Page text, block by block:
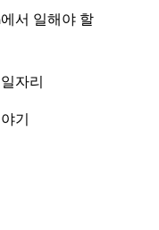
서 일해야 할
자리
기